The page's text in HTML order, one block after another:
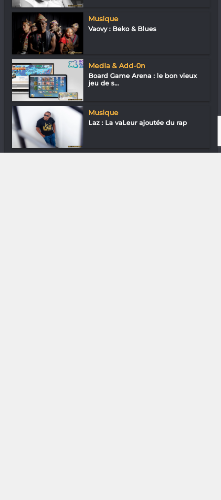
Musique
Vaovy : Beko & Blues
Media & Add-0n
Board Game Arena : le bon vieux
jeu de s...
Musique
Laz : La vaLeur ajoutée du rap